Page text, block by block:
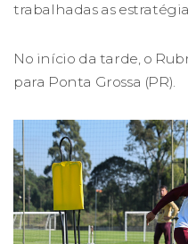
trabalhadas as
No início da tarde, o
para Ponta Grossa (PR).